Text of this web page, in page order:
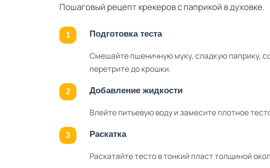
Пошаговый рецепт крекеров с паприкой в духовке.
Подготовка теста
Смешайте пшеничную муку, сладкую паприку,
перетрите до крошки.
Добавление жидкости
Влейте питьевую воду и замесите плотное
Раскатка
Раскатайте тесто в тонкий пласт толщиной